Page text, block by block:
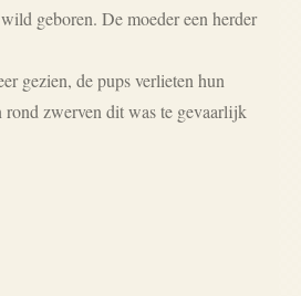
geboren. De moeder een herder
gezien, de pups verlieten hun
rond zwerven dit was te gevaarlijk